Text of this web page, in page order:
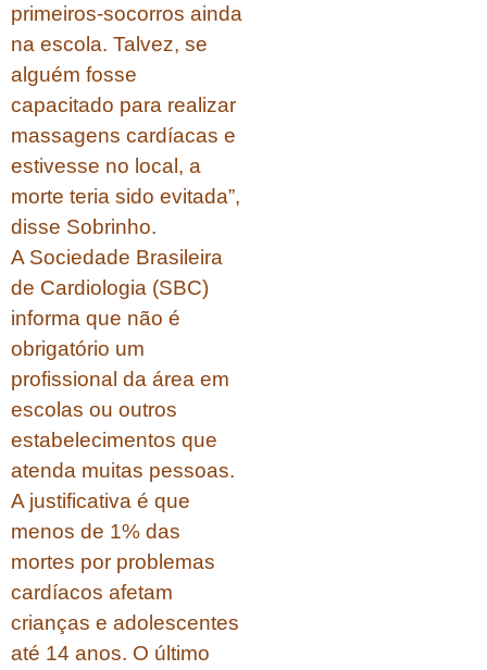
primeiros-socorros ainda
na escola. Talvez, se
alguém fosse
capacitado para realizar
massagens cardíacas e
estivesse no local, a
morte teria sido evitada”,
disse Sobrinho.
A Sociedade Brasileira
de Cardiologia (SBC)
informa que não é
obrigatório um
profissional da área em
escolas ou outros
estabelecimentos que
atenda muitas pessoas.
A justificativa é que
menos de 1% das
mortes por problemas
cardíacos afetam
crianças e adolescentes
até 14 anos. O último